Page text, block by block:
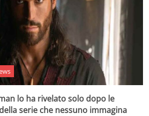
lo ha rivelato solo dopo le
serie che nessuno immagina